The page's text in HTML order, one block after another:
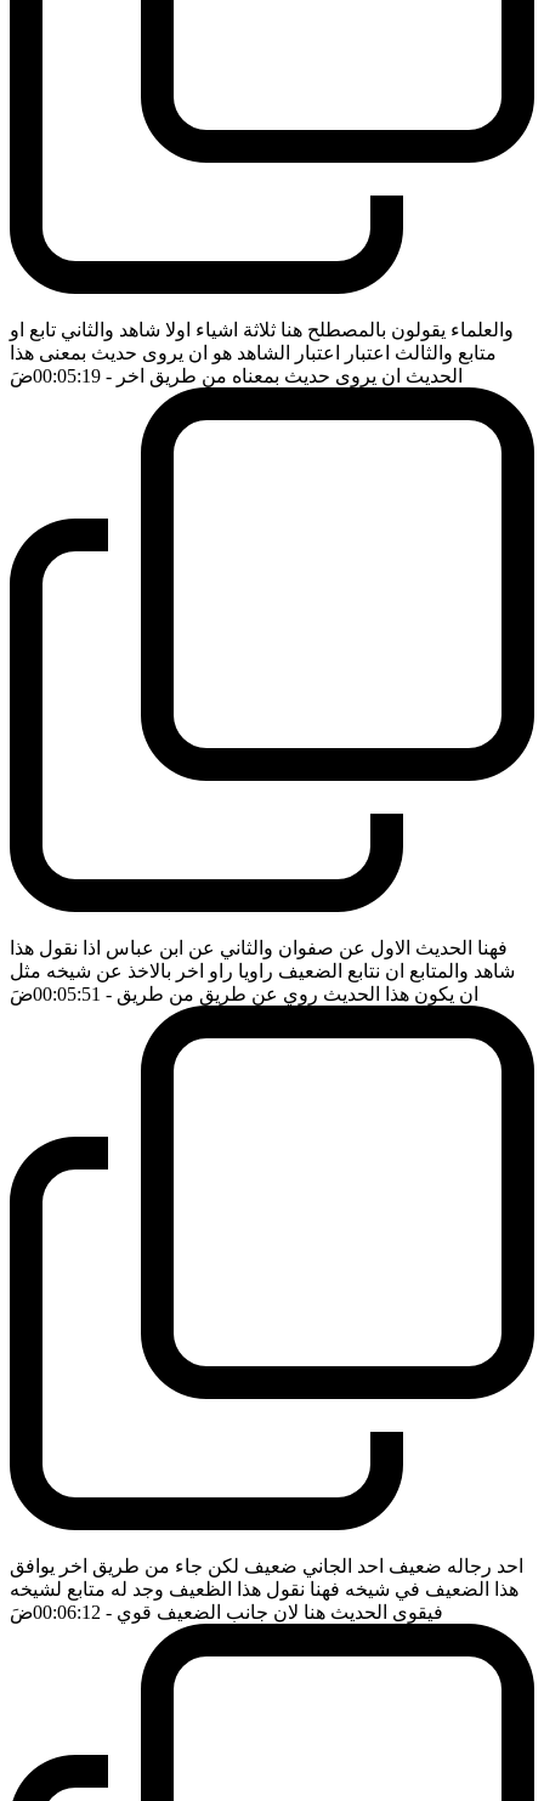
والعلماء يقولون بالمصطلح هنا ثلاثة اشياء اولا شاهد والثاني تابع او
متابع والثالث اعتبار اعتبار الشاهد هو ان يروى حديث بمعنى هذا
الحديث ان يروى حديث بمعناه من طريق اخر - 00:05:19 ضَ
فهنا الحديث الاول عن صفوان والثاني عن ابن عباس اذا نقول هذا
شاهد والمتابع ان نتابع الضعيف راويا راو اخر بالاخذ عن شيخه مثل
ان يكون هذا الحديث روي عن طريق من طريق - 00:05:51 ضَ
احد رجاله ضعيف احد الجاني ضعيف لكن جاء من طريق اخر يوافق
هذا الضعيف في شيخه فهنا نقول هذا الظعيف وجد له متابع لشيخه
فيقوى الحديث هنا لان جانب الضعيف قوي - 00:06:12 ضَ